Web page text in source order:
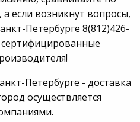
если возникнут вопросы,
Петербурге 8(812)426-
Петербурге - доставка
осуществляется